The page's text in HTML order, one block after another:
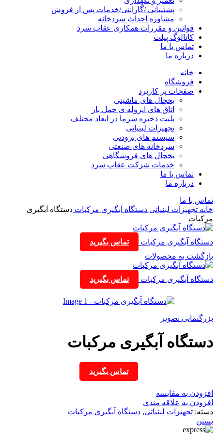
پشتیبانی /گارانتی/خدمات پس از فروش
مشاوره احداث سردخانه
قوانین و مقررات همکاری عقاب سرد
کاتالوگ پیلت
تماس با ما
درباره ما
خانه
فروشگاه
صفحات پر کاربرد
یخچال های ماشینی
اتاق های ایزوله ی حمل بار
پلیت ذخیره سرما در ابعاد مختلف
تجهیزات لبنیاتی
سیستم های برودتی
سردخانه های صنعتی
یخچال های فروشگاهی
خدمات شرکت عقاب سرد
تماس با ما
درباره ما
تماس با ما
خانه تجهیزات لبنیاتی دستگاه آبگیری مرکبات دستگاه آبگیری
مرکبات
دستگاه آبگیری مرکبات
تماس بگیرید
بازگشت به محصولات
دستگاه آبگیری مرکبات تماس بگیرید
بزرگنمایی تصویر
دستگاه آبگیری مرکبات
تماس بگیرید
افزودن به مقایسه
افزودن به علاقه مندی
دسته: تجهیزات لبنیاتی, دستگاه آبگیری مرکبات
بستن